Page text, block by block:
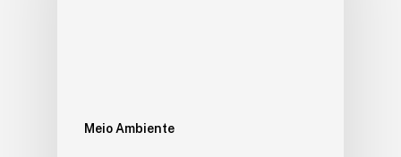
Meio Ambiente